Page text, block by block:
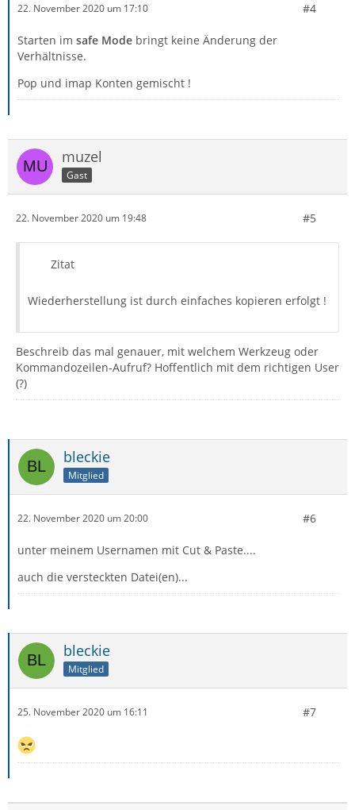
22. November 2020 um 17:10 #4
Starten im safe Mode bringt keine Änderung der
Verhältnisse.
Pop und imap Konten gemischt !
muzel
Gast
22. November 2020 um 19:48 #5
Zitat
Wiederherstellung ist durch einfaches kopieren erfolgt !
Beschreib das mal genauer, mit welchem Werkzeug oder
Kommandozeilen-Aufruf? Hoffentlich mit dem richtigen User
(?)
bleckie
Mitglied
22. November 2020 um 20:00 #6
unter meinem Usernamen mit Cut & Paste....
auch die versteckten Datei(en)...
bleckie
Mitglied
25. November 2020 um 16:11 #7